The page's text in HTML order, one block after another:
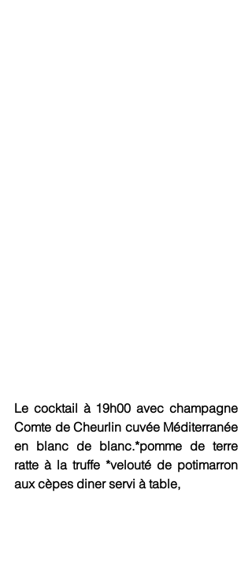
Le cocktail à 19h00 avec champagne
Comte de Cheurlin cuvée Méditerranée
en blanc de blanc.*pomme de terre
ratte à la truffe *velouté de potimarron
aux cèpes diner servi à table,